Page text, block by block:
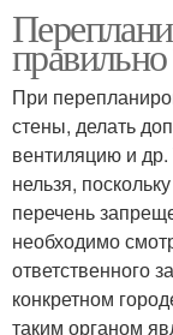
правильно
При
стены, делать
вентиляцию и др.
нельзя,
перечень
необходимо
ответственного
конкретном
таким органом